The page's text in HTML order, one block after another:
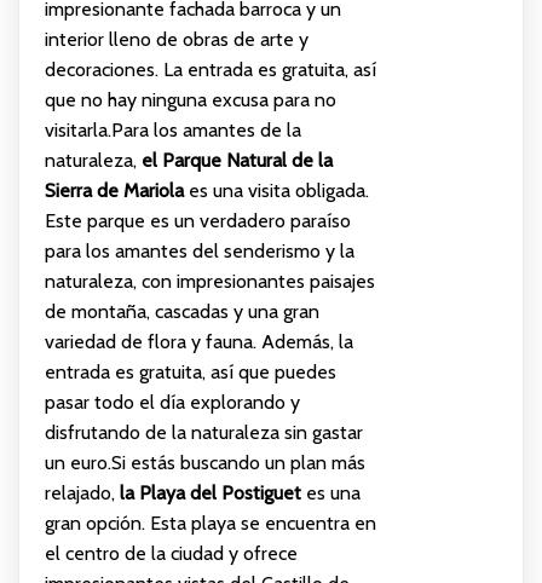
impresionante fachada barroca y un
interior lleno de obras de arte y
decoraciones. La entrada es gratuita, así
que no hay ninguna excusa para no
visitarla.Para los amantes de la
naturaleza, el Parque Natural de la
Sierra de Mariolaes una visita obligada.
Este parque es un verdadero paraíso
para los amantes del senderismo y la
naturaleza, con impresionantes paisajes
de montaña, cascadas y una gran
variedad de flora y fauna. Además, la
entrada es gratuita, así que puedes
pasar todo el día explorando y
disfrutando de la naturaleza sin gastar
un euro.Si estás buscando un plan más
relajado, la Playa del Postiguetes una
gran opción. Esta playa se encuentra en
el centro de la ciudad y ofrece